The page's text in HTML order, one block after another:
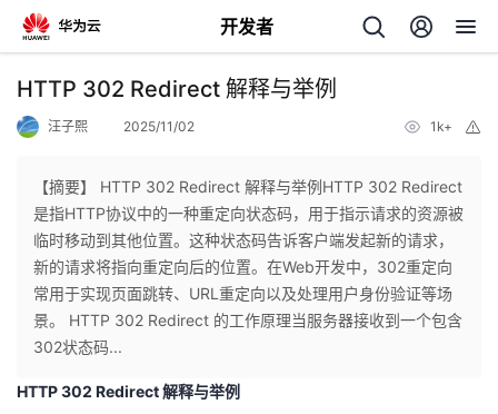
开发者
返
个
人
我
HTTP 302 Redirect 解释与举例
汪子熙 2025/11/02 1k+
【摘要】 HTTP 302 Redirect 解释与举例HTTP 302 Redirect
是指HTTP协议中的一种重定向状态码，用于指示请求的资源被
临时移动到其他位置。这种状态码告诉客户端发起新的请求，
新的请求将指向重定向后的位置。在Web开发中，302重定向
常用于实现页面跳转、URL重定向以及处理用户身份验证等场
景。 HTTP 302 Redirect 的工作原理当服务器接收到一个包含
302状态码...
HTTP 302 Redirect 解释与举例